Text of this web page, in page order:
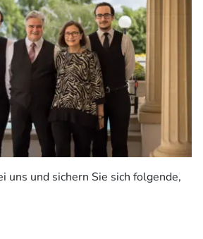
uns und sichern Sie sich folgende,